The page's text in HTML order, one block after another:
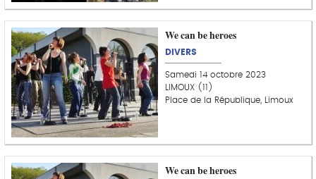
We can be heroes
DIVERS
Samedi 14 octobre 2023
LIMOUX (11)
Place de la République, Limoux
We can be heroes